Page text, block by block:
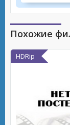
Похожие
HDRip